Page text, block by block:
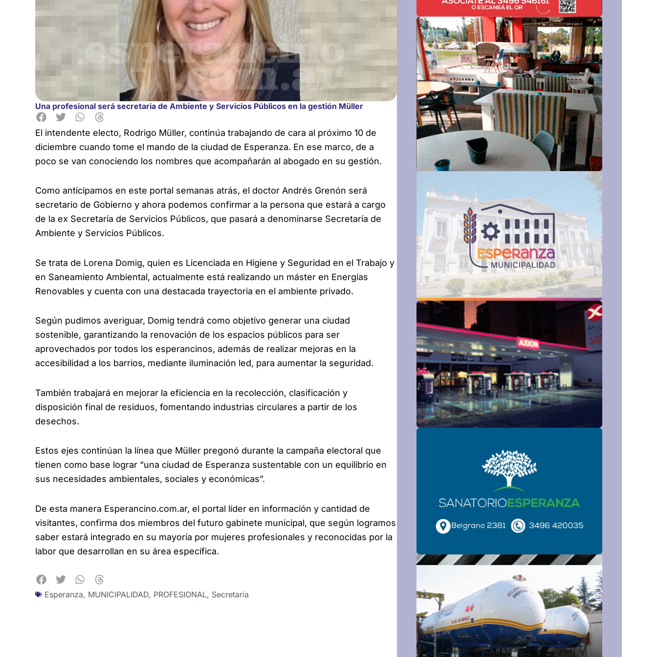
Una profesional será secretaria de Ambiente y Servicios Públicos en la gestión Müller
El intendente electo, Rodrigo Müller, continúa trabajando de cara al próximo 10 de
diciembre cuando tome el mando de la ciudad de Esperanza. En ese marco, de a
poco se van conociendo los nombres que acompañarán al abogado en su gestión.
Como anticipamos en este portal semanas atrás, el doctor Andrés Grenón será
secretario de Gobierno y ahora podemos confirmar a la persona que estará a cargo
de la ex Secretaría de Servicios Públicos, que pasará a denominarse Secretaría de
Ambiente y Servicios Públicos.
Se trata de Lorena Domig, quien es Licenciada en Higiene y Seguridad en el Trabajo y
en Saneamiento Ambiental, actualmente está realizando un máster en Energías
Renovables y cuenta con una destacada trayectoria en el ambiente privado.
Según pudimos averiguar, Domig tendrá como objetivo generar una ciudad
sostenible, garantizando la renovación de los espacios públicos para ser
aprovechados por todos los esperancinos, además de realizar mejoras en la
accesibilidad a los barrios, mediante iluminación led, para aumentar la seguridad.
También trabajará en mejorar la eficiencia en la recolección, clasificación y
disposición final de residuos, fomentando industrias circulares a partir de los
desechos.
Estos ejes continúan la línea que Müller pregonó durante la campaña electoral que
tienen como base lograr “una ciudad de Esperanza sustentable con un equilibrio en
sus necesidades ambientales, sociales y económicas”.
De esta manera Esperancino.com.ar, el portal líder en información y cantidad de
visitantes, confirma dos miembros del futuro gabinete municipal, que según logramos
saber estará integrado en su mayoría por mujeres profesionales y reconocidas por la
labor que desarrollan en su área específica.
Esperanza, MUNICIPALIDAD, PROFESIONAL, Secretaria